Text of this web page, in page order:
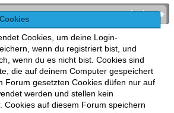
Cookies, um deine Login-
wenn du registriert bist, und
wenn du es nicht bist. Cookies sind
die auf deinem Computer gespeichert
Forum gesetzten Cookies düfen nur auf
werden und stellen kein
Cookies auf diesem Forum speichern
nach oben
MyBB , mobile Fassung: MyBB GoMobile
Desktop-Version wechseln
usesLukasz TkaczMyBB addons.